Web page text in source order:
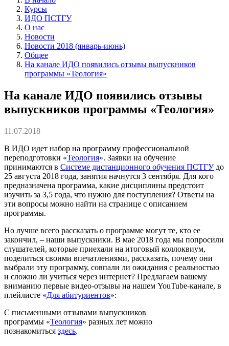
Курсы
ИДО ПСТГУ
О нас
Новости
Новости 2018 (январь-июнь)
Общее
На канале ИДО появились отзывы выпускников
программы «Теология»
На канале ИДО появились отзывы
выпускников программы «Теология»
11.07.2018
В ИДО идет набор на программу профессиональной
переподготовки «Теология». Заявки на обучение
принимаются в Системе дистанционного обучения ПСТГУдо
25 августа 2018 года, занятия начнутся 3 сентября. Для кого
предназначена программа, какие дисциплины предстоит
изучить за 3,5 года, что нужно для поступления? Ответы на
эти вопросы можно найти на странице с описанием
программы.
Но лучше всего рассказать о программе могут те, кто ее
закончил, – наши выпускники. В мае 2018 года мы попросили
слушателей, которые приехали на итоговый коллоквиум,
поделиться своими впечатлениями, рассказать, почему они
выбрали эту программу, совпали ли ожидания с реальностью
и сложно ли учиться через интернет? Предлагаем вашему
вниманию первые видео-отзывы на нашем YouTube-канале, в
плейлисте «Для абитуриентов»:
С письменными отзывами выпускников
программы «Теология» разных лет можно
познакомиться здесь.